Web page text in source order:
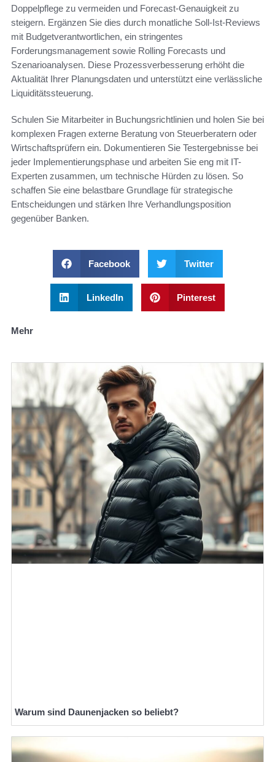
Doppelpflege zu vermeiden und Forecast-Genauigkeit zu
steigern. Ergänzen Sie dies durch monatliche Soll-Ist-Reviews
mit Budgetverantwortlichen, ein stringentes
Forderungsmanagement sowie Rolling Forecasts und
Szenarioanalysen. Diese Prozessverbesserung erhöht die
Aktualität Ihrer Planungsdaten und unterstützt eine verlässliche
Liquiditätssteuerung.
Schulen Sie Mitarbeiter in Buchungsrichtlinien und holen Sie bei
komplexen Fragen externe Beratung von Steuerberatern oder
Wirtschaftsprüfern ein. Dokumentieren Sie Testergebnisse bei
jeder Implementierungsphase und arbeiten Sie eng mit IT-
Experten zusammen, um technische Hürden zu lösen. So
schaffen Sie eine belastbare Grundlage für strategische
Entscheidungen und stärken Ihre Verhandlungsposition
gegenüber Banken.
Facebook Twitter
LinkedIn Pinterest
Mehr
Warum sind Daunenjacken so beliebt?